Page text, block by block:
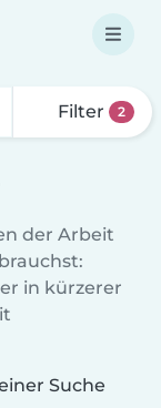
Filter 2
der Arbeit
in kürzerer
Suche